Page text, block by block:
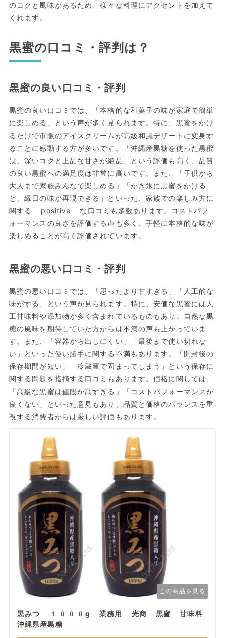
のコクと風味があるため、様々な料理にアクセントを加えて
くれます。
黒蜜の口コミ・評判は？
黒蜜の良い口コミ・評判
黒蜜の良い口コミでは、「本格的な和菓子の味が家庭で簡単
に楽しめる」という声が多く見られます。特に、黒蜜をかけ
るだけで市販のアイスクリームが高級和風デザートに変身す
ることに感動する方が多いです。「沖縄産黒糖を使った黒蜜
は、深いコクと上品な甘さが絶品」という評価も高く、品質
の良い黒蜜への満足度は非常に高いです。また、「子供から
大人まで家族みんなで楽しめる」「かき氷に黒蜜をかける
と、縁日の味が再現できる」といった、家族での楽しみ方に
関する positive な口コミも多数あります。コストパフ
ォーマンスの良さを評価する声も多く、手軽に本格的な味が
楽しめることが高く評価されています。
黒蜜の悪い口コミ・評判
黒蜜の悪い口コミでは、「思ったより甘すぎる」「人工的な
味がする」という声が見られます。特に、安価な黒蜜には人
工甘味料や添加物が多く含まれているものもあり、自然な黒
糖の風味を期待していた方からは不満の声も上がっていま
す。また、「容器から出しにくい」「最後まで使い切れな
い」といった使い勝手に関する不満もあります。「開封後の
保存期間が短い」「冷蔵庫で固まってしまう」という保存に
関する問題を指摘する口コミもあります。価格に関しては、
「高級な黒蜜は値段が高すぎる」「コストパフォーマンスが
良くない」といった意見もあり、品質と価格のバランスを重
視する消費者からは厳しい評価もあります。
この商品を見る
黒みつ 1000g 業務用 光商 黒蜜 甘味料
沖縄県産黒糖